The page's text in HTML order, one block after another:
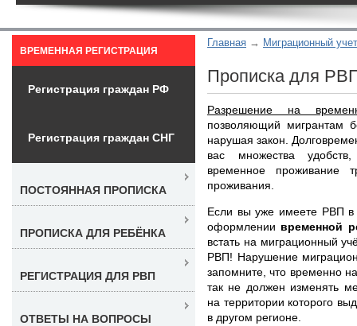
Главная Миграционный
Прописка для
Разрешение на
позволяющий мигрантам
нарушая закон.
вас множества
временное проживание
проживания.
Если вы уже имеете РВП в
оформлении временной
встать на миграционный
РВП! Нарушение
запомните, что временно
так не должен изменять
на территории которого
в другом регионе.
ВРЕМЕННАЯ РЕГИСТРАЦИЯ
Регистрация граждан РФ
Регистрация граждан СНГ
ПОСТОЯННАЯ ПРОПИСКА
ПРОПИСКА ДЛЯ РЕБЁНКА
РЕГИСТРАЦИЯ ДЛЯ РВП
ОТВЕТЫ НА ВОПРОСЫ